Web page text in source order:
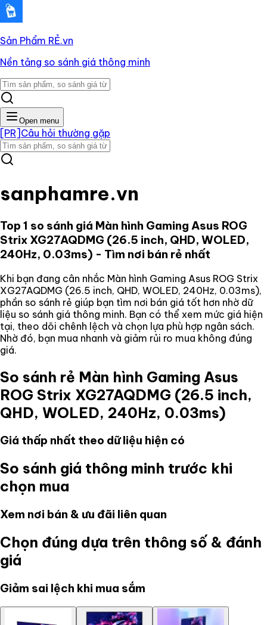
Sản Phẩm RẺ.vn
Nền tảng so sánh giá thông minh
Open menu
[PR] Câu hỏi thường gặp
sanphamre.vn
Top 1 so sánh giá Màn hình Gaming Asus ROG
Strix XG27AQDMG (26.5 inch, QHD, WOLED,
240Hz, 0.03ms) - Tìm nơi bán rẻ nhất
Khi bạn đang cân nhắc Màn hình Gaming Asus ROG Strix
XG27AQDMG (26.5 inch, QHD, WOLED, 240Hz, 0.03ms),
phần so sánh rẻ giúp bạn tìm nơi bán giá tốt hơn nhờ dữ
liệu so sánh giá thông minh. Bạn có thể xem mức giá hiện
tại, theo dõi chênh lệch và chọn lựa phù hợp ngân sách.
Nhờ đó, bạn mua nhanh và giảm rủi ro mua không đúng
giá.
So sánh rẻ Màn hình Gaming Asus
ROG Strix XG27AQDMG (26.5 inch,
QHD, WOLED, 240Hz, 0.03ms)
Giá thấp nhất theo dữ liệu hiện có
So sánh giá thông minh trước khi
chọn mua
Xem nơi bán & ưu đãi liên quan
Chọn đúng dựa trên thông số & đánh
giá
Giảm sai lệch khi mua sắm